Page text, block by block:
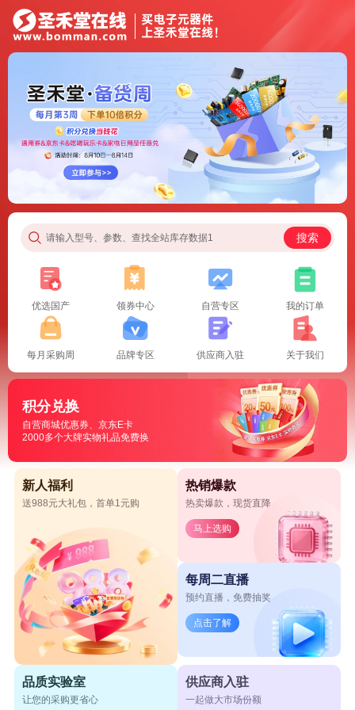
请输入型号、参数、查找全站库存数据1 搜索
优选国产 领券中心 自营专区 我的订单
每月采购周 品牌专区 供应商入驻 关于我们
积分兑换
自营商城优惠券、京东E卡
2000多个大牌实物礼品免费换
新人福利
送988元大礼包，首单1元购
热销爆款
热卖爆款，现货直降
马上选购
每周二直播
预约直播，免费抽奖
点击了解
品质实验室
让您的采购更省心
供应商入驻
一起做大市场份额